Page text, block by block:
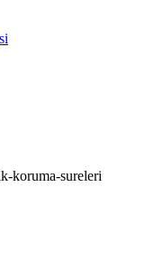
koruma-sureleri